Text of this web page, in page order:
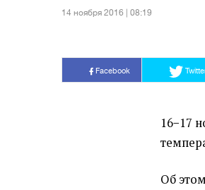
14 ноября 2016 | 08:19
Facebook
16−17
Об